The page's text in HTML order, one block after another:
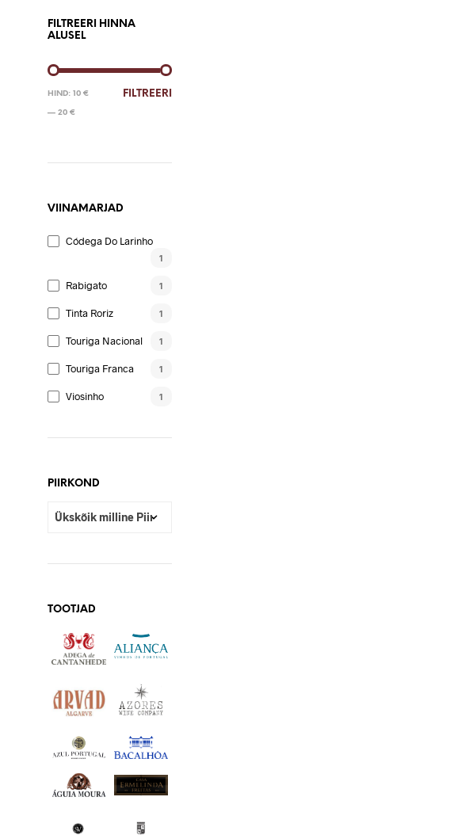
FILTREERI HINNA
ALUSEL
MINIMAALNE
HIND
MAKSIMAALNE
HIND
FILTREERI
HIND: 10 €
— 20 €
VIINAMARJAD
Códega Do Larinho
1
Rabigato 1
Tinta Roriz 1
Touriga Nacional 1
Touriga Franca 1
Viosinho 1
PIIRKOND
TOOTJAD